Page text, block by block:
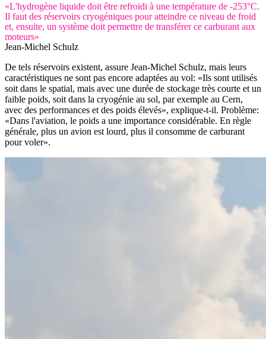
«L'hydrogène liquide doit être refroidi à une température de -253°C.
Il faut des réservoirs cryogéniques pour atteindre ce niveau de froid
et, ensuite, un système doit permettre de transférer ce carburant aux
moteurs»
Jean-Michel Schulz
De tels réservoirs existent, assure Jean-Michel Schulz, mais leurs
caractéristiques ne sont pas encore adaptées au vol: «Ils sont utilisés
soit dans le spatial, mais avec une durée de stockage très courte et un
faible poids, soit dans la cryogénie au sol, par exemple au Cern,
avec des performances et des poids élevés», explique-t-il. Problème:
«Dans l'aviation, le poids a une importance considérable. En règle
générale, plus un avion est lourd, plus il consomme de carburant
pour voler».